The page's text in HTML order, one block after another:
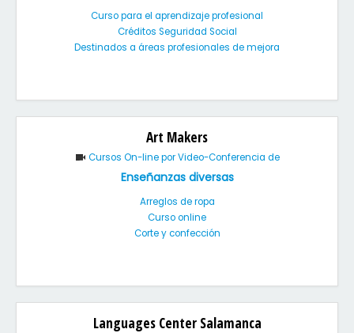
Curso para el aprendizaje profesional
Créditos Seguridad Social
Destinados a áreas profesionales de mejora
Art Makers
Cursos On-line por Video-Conferencia de
Enseñanzas diversas
Arreglos de ropa
Curso online
Corte y confección
Languages Center Salamanca